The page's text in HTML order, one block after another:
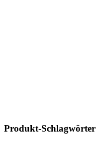
Produkt-Schlagwörter